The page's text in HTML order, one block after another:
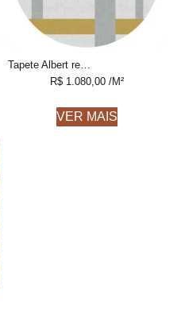
Tapete Albert redondo 2 desenhado feito à mão, 100% algodão reciclado
R$1.080,00/M²
VER MAIS